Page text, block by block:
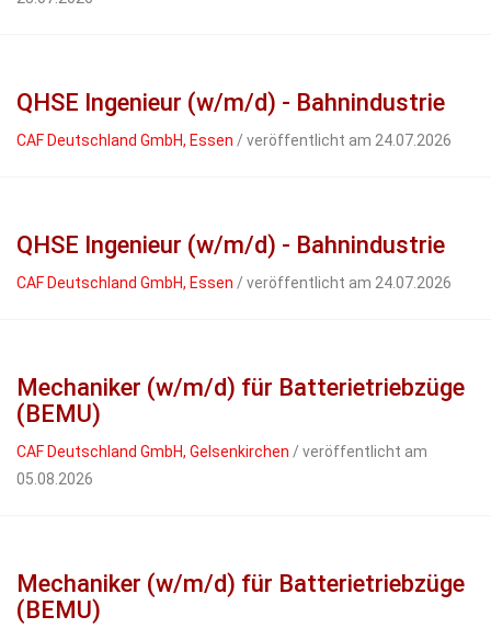
QHSE Ingenieur (w/m/d) - Bahnindustrie
CAF Deutschland GmbH, Essen / veröffentlicht am 24.07.2026
QHSE Ingenieur (w/m/d) - Bahnindustrie
CAF Deutschland GmbH, Essen / veröffentlicht am 24.07.2026
Mechaniker (w/m/d) für Batterietriebzüge
(BEMU)
CAF Deutschland GmbH, Gelsenkirchen / veröffentlicht am
05.08.2026
Mechaniker (w/m/d) für Batterietriebzüge
(BEMU)